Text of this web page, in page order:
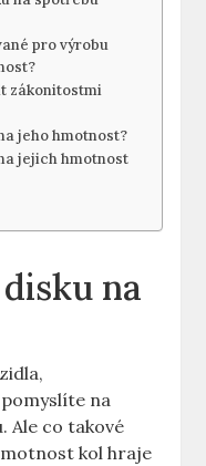
pro výrobu‌
zákonitostmi
jeho hmotnost?
⁣jejich⁤ hmotnost
na
na
Ale co takové
kol ​hraje